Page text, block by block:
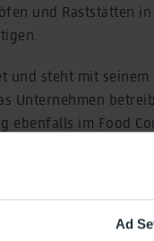
Ad
und Raststätten
steht mit seinem
Unternehmen
im Food
Flughafens BER
der